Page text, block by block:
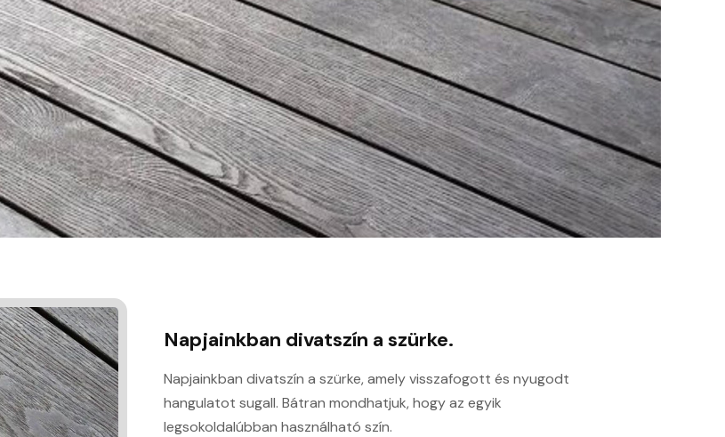
Napjainkban divatszín a szürke.
Napjainkban divatszín a szürke, amely visszafogott és nyugodt
hangulatot sugall. Bátran mondhatjuk, hogy az egyik
legsokoldalúbban használható szín.